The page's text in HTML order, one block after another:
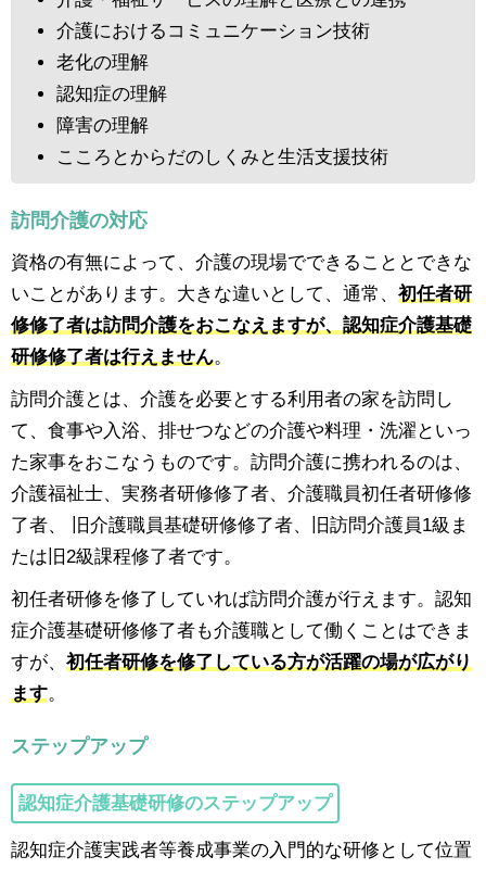
介護におけるコミュニケーション技術
老化の理解
認知症の理解
障害の理解
こころとからだのしくみと生活支援技術
訪問介護の対応
資格の有無によって、介護の現場でできることとできな
いことがあります。大きな違いとして、通常、 初任者研
修修了者は訪問介護をおこなえますが、認知症介護基礎
研修修了者は行えません
訪問介護とは、介護を必要とする利用者の家を訪問し
て、食事や入浴、排せつなどの介護や料理・洗濯といっ
た家事をおこなうものです。訪問介護に携われるのは、
介護福祉士、実務者研修修了者、介護職員初任者研修修
了者、 旧介護職員基礎研修修了者、旧訪問介護員1級ま
たは旧2級課程修了者です。
初任者研修を修了していれば訪問介護が行えます。認知
症介護基礎研修修了者も介護職として働くことはできま
すが、 初任者研修を修了している方が活躍の場が広がり
ます
ステップアップ
認知症介護基礎研修のステップアップ
認知症介護実践者等養成事業の入門的な研修として位置